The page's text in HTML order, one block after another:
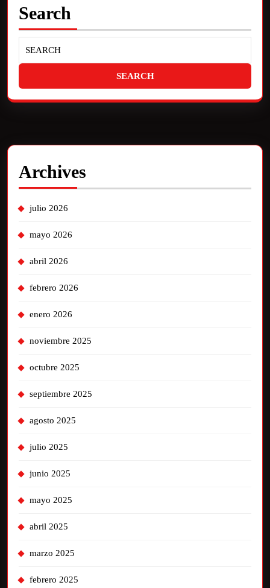
Search
Archives
julio 2026
mayo 2026
abril 2026
febrero 2026
enero 2026
noviembre 2025
octubre 2025
septiembre 2025
agosto 2025
julio 2025
junio 2025
mayo 2025
abril 2025
marzo 2025
febrero 2025